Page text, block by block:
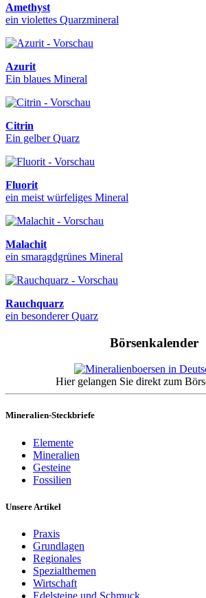
Amethyst
ein violettes Quarzmineral
Azurit
Ein blaues Mineral
Citrin
Ein gelber Quarz
Fluorit
ein meist würfeliges Mineral
Malachit
ein smaragdgrünes Mineral
Rauchquarz
ein besonderer Quarz
Börsenkalender
Hier gelangen Sie direkt zum
Mineralien-Steckbriefe
Elemente
Mineralien
Gesteine
Fossilien
Unsere Artikel
Praxis
Grundlagen
Regionales
Spezialthemen
Wirtschaft
Edelsteine und Schmuck